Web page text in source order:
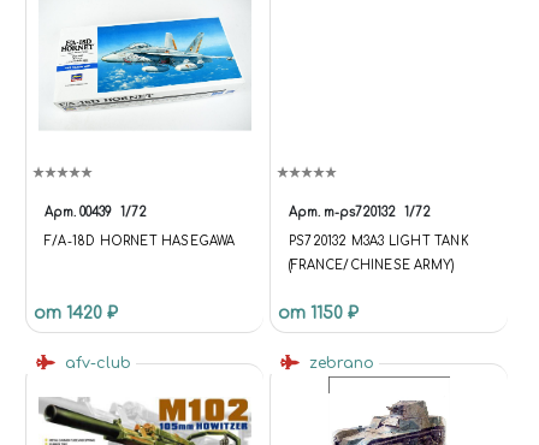
Арт. 00439 1/72
F/A-18D HORNET HASEGAWA
от 1420 ₽
Арт. m-ps720132 1/72
PS720132 M3A3 LIGHT TANK
(FRANCE/CHINESE ARMY)
от 1150 ₽
afv-club zebrano